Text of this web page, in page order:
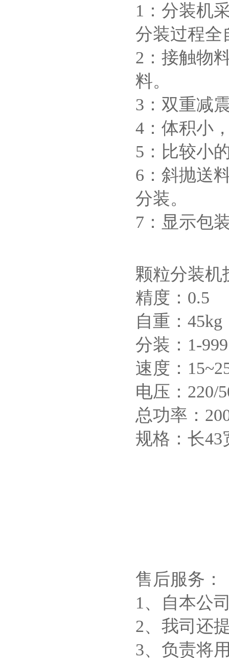
1：分装机
分装过程
2：接触物
料。
3：双重减
4：体积小
5：比较小
6：斜抛送
分装。
7：显示包
颗粒分装
精度：0.5
自重：45kg
分装：1-999
速度：
电压：220/
总功率：
规格：长43
售后服务：
1、自本公
2、我司还
3、负责将